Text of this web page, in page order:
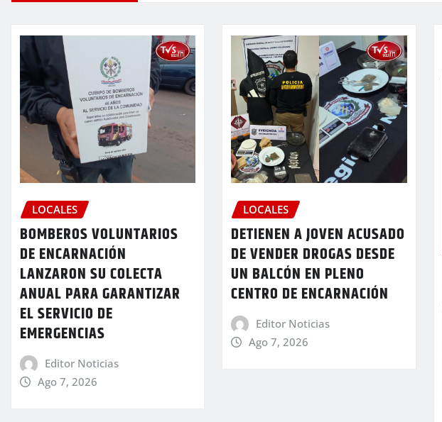
LOCALES
BOMBEROS VOLUNTARIOS
DE ENCARNACIÓN
LANZARON SU COLECTA
ANUAL PARA GARANTIZAR
EL SERVICIO DE
EMERGENCIAS
Editor Noticias
Ago 7, 2026
LOCALES
DETIENEN A JOVEN ACUSADO
DE VENDER DROGAS DESDE
UN BALCÓN EN PLENO
CENTRO DE ENCARNACIÓN
Editor Noticias
Ago 7, 2026